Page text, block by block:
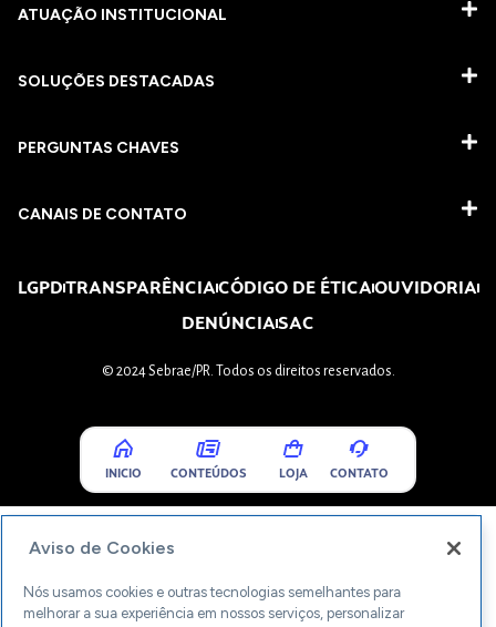
ATUAÇÃO INSTITUCIONAL
SOLUÇÕES DESTACADAS
PERGUNTAS CHAVES​
CANAIS DE CONTATO
LGPDTRANSPARÊNCIACÓDIGO DE ÉTICAOUVIDORIA
DENÚNCIASAC
© 2024 Sebrae/PR. Todos os direitos reservados.
INICIO CONTEÚDOS LOJA CONTATO
Aviso de Cookies
Nós usamos cookies e outras tecnologias semelhantes para
melhorar a sua experiência em nossos serviços, personalizar